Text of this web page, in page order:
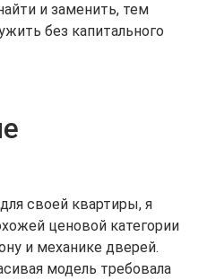
и заменить, тем
без капитального
своей квартиры, я
ценовой категории
и механике дверей.
модель требовала